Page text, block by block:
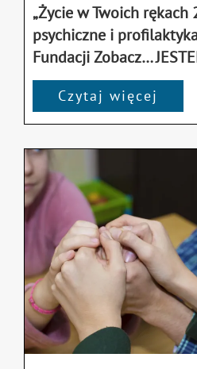
„Życie w Twoich rękach
psychiczne i
Fundacji Zobacz…
Czytaj więcej